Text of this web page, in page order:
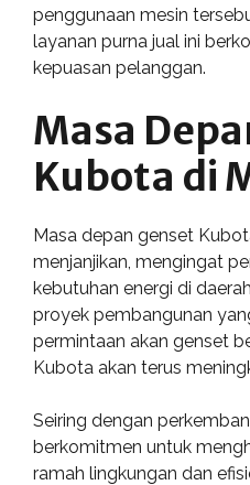
penggunaan mesin
layanan purna jual ini
kepuasan pelanggan.
Masa
Kubota di
Masa depan genset
menjanjikan, mengingat
kebutuhan energi di
proyek pembangunan
permintaan akan genset
Kubota akan terus
Seiring dengan
berkomitmen untuk
ramah lingkungan dan